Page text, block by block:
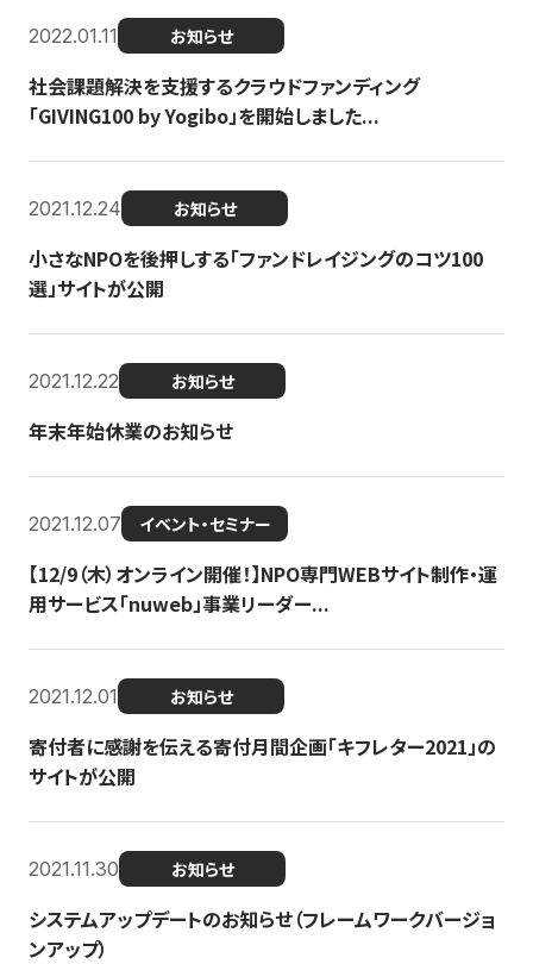
2022.01.11 お知らせ
社会課題解決を支援するクラウドファンディング
「GIVING100 by Yogibo」を開始しました...
2021.12.24 お知らせ
小さなNPOを後押しする「ファンドレイジングのコツ100
選」サイトが公開
2021.12.22 お知らせ
年末年始休業のお知らせ
2021.12.07 イベント・セミナー
【12/9（木）オンライン開催！】NPO専門WEBサイト制作・運
用サービス「nuweb」事業リーダー...
2021.12.01 お知らせ
寄付者に感謝を伝える寄付月間企画「キフレター2021」の
サイトが公開
2021.11.30 お知らせ
システムアップデートのお知らせ（フレームワークバージョ
ンアップ）